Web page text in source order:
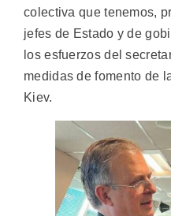
colectiva que tenemos,
jefes de Estado y de
los esfuerzos del
medidas de fomento de
Kiev.